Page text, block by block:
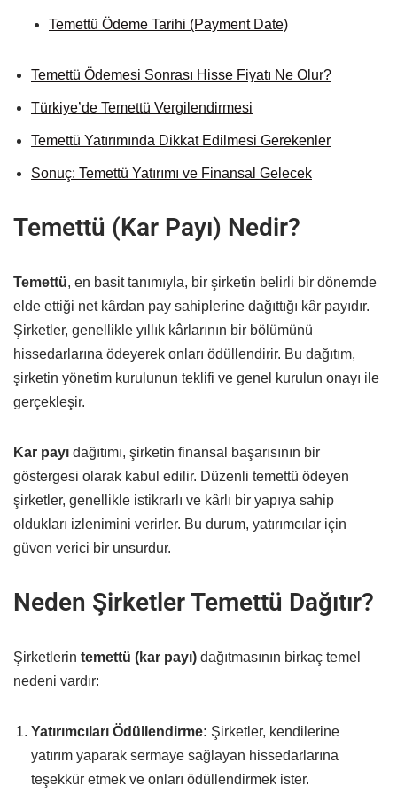
Temettü Ödeme Tarihi (Payment Date)
Temettü Ödemesi Sonrası Hisse Fiyatı Ne Olur?
Türkiye’de Temettü Vergilendirmesi
Temettü Yatırımında Dikkat Edilmesi Gerekenler
Sonuç: Temettü Yatırımı ve Finansal Gelecek
Temettü (Kar Payı) Nedir?
Temettü, en basit tanımıyla, bir şirketin belirli bir dönemde
elde ettiği net kârdan pay sahiplerine dağıttığı kâr payıdır.
Şirketler, genellikle yıllık kârlarının bir bölümünü
hissedarlarına ödeyerek onları ödüllendirir. Bu dağıtım,
şirketin yönetim kurulunun teklifi ve genel kurulun onayı ile
gerçekleşir.
Kar payı dağıtımı, şirketin finansal başarısının bir
göstergesi olarak kabul edilir. Düzenli temettü ödeyen
şirketler, genellikle istikrarlı ve kârlı bir yapıya sahip
oldukları izlenimini verirler. Bu durum, yatırımcılar için
güven verici bir unsurdur.
Neden Şirketler Temettü Dağıtır?
Şirketlerin temettü (kar payı) dağıtmasının birkaç temel
nedeni vardır:
Yatırımcıları Ödüllendirme: Şirketler, kendilerine
yatırım yaparak sermaye sağlayan hissedarlarına
teşekkür etmek ve onları ödüllendirmek ister.